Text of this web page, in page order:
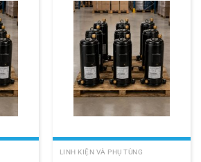
LINH KIỆN VÀ PHỤ TÙNG